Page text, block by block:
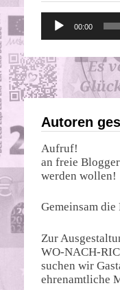
Audio-
Player
00:00
Autoren
Aufruf!
an freie
werden wollen!
Gemeinsam
Zur
WO-NACH-
suchen wir
ehrenamtliche